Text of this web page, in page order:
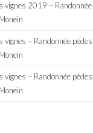
vignes 2019 –
vignes – Randonnée
vignes – Randonnée